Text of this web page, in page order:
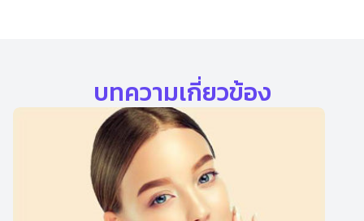
บทความเกี่ยวข้อง